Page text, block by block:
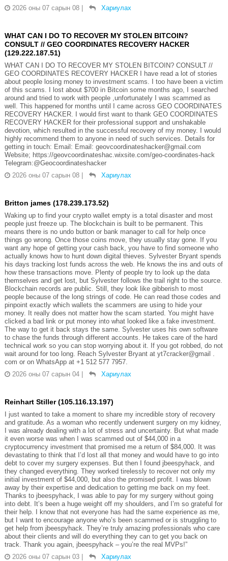
2026 оны 07 сарын 08 | Хариулах
WHAT CAN I DO TO RECOVER MY STOLEN BITCOIN?
CONSULT // GEO COORDINATES RECOVERY HACKER
(129.222.187.51)
WHAT CAN I DO TO RECOVER MY STOLEN BITCOIN? CONSULT //
GEO COORDINATES RECOVERY HACKER I have read a lot of stories
about people losing money to investment scams. I too have been a victim
of this scams. I lost about $700 in Bitcoin some months ago, I searched
around and tried to work with people ,unfortunately I was scammed as
well. This happened for months until I came across GEO COORDINATES
RECOVERY HACKER. I would first want to thank GEO COORDINATES
RECOVERY HACKER for their professional support and unshakable
devotion, which resulted in the successful recovery of my money. I would
highly recommend them to anyone in need of such services. Details for
getting in touch: Email: Email: geovcoordinateshacker@gmail.com
Website; https://geovcoordinateshac.wixsite.com/geo-coordinates-hack
Telegram:@Geocoordinateshacker
2026 оны 07 сарын 08 | Хариулах
Britton james (178.239.173.52)
Waking up to find your crypto wallet empty is a total disaster and most
people just freeze up. The blockchain is built to be permanent. This
means there is no undo button or bank manager to call for help once
things go wrong. Once those coins move, they usually stay gone. If you
want any hope of getting your cash back, you have to find someone who
actually knows how to hunt down digital thieves. Sylvester Bryant spends
his days tracking lost funds across the web. He knows the ins and outs of
how these transactions move. Plenty of people try to look up the data
themselves and get lost, but Sylvester follows the trail right to the source.
Blockchain records are public. Still, they look like gibberish to most
people because of the long strings of code. He can read those codes and
pinpoint exactly which wallets the scammers are using to hide your
money. It really does not matter how the scam started. You might have
clicked a bad link or put money into what looked like a fake investment.
The way to get it back stays the same. Sylvester uses his own software
to chase the funds through different accounts. He takes care of the hard
technical work so you can stop worrying about it. If you got robbed, do not
wait around for too long. Reach Sylvester Bryant at yt7cracker@gmail .
com or on WhatsApp at +1 512 577 7957.
2026 оны 07 сарын 04 | Хариулах
Reinhart Stiller (105.116.13.197)
I just wanted to take a moment to share my incredible story of recovery
and gratitude. As a woman who recently underwent surgery on my kidney,
I was already dealing with a lot of stress and uncertainty. But what made
it even worse was when I was scammed out of $44,000 in a
cryptocurrency investment that promised me a return of $84,000. It was
devastating to think that I’d lost all that money and would have to go into
debt to cover my surgery expenses. But then I found jbeespyhack, and
they changed everything. They worked tirelessly to recover not only my
initial investment of $44,000, but also the promised profit. I was blown
away by their expertise and dedication to getting me back on my feet.
Thanks to jbeespyhack, I was able to pay for my surgery without going
into debt. It’s been a huge weight off my shoulders, and I’m so grateful for
their help. I know that not everyone has had the same experience as me,
but I want to encourage anyone who’s been scammed or is struggling to
get help from jbeespyhack. They’re truly amazing professionals who care
about their clients and will do everything they can to get you back on
track. Thank you again, jbeespyhack – you’re the real MVPs!”
2026 оны 07 сарын 03 | Хариулах